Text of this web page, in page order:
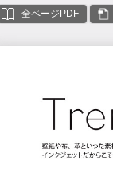
全ページPDF